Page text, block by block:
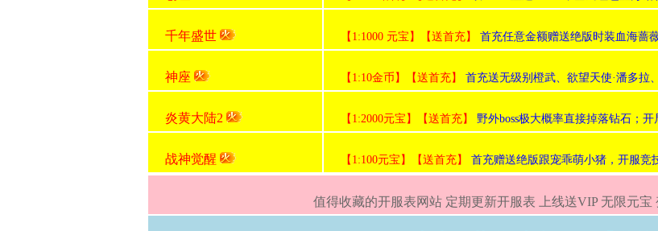
千年盛世 【1:1000 元宝】【送首充】 首充任意金额赠送绝版时装血海蔷
神座 【1:10金币】【送首充】 首充送无级别橙武、欲望天使·潘多拉
炎黄大陆2 【1:2000元宝】【送首充】 野外boss极大概率直接掉落钻石；开
战神觉醒 【1:100元宝】【送首充】 首充赠送绝版跟宠乖萌小猪，开服竞
值得收藏的开服表网站 定期更新开服表 上线送VIP 无限元宝